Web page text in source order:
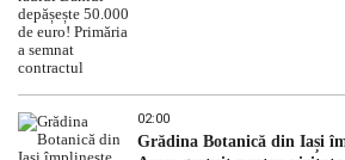
02:00
Grădina Botanică din Iași